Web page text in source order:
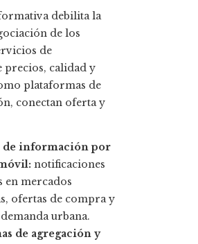
debilita la
de los
de
calidad y
plataformas de
conectan oferta y
de información por
notificaciones
en mercados
ofertas de compra y
urbana.
de agregación y